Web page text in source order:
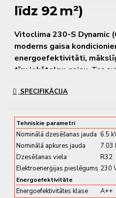
līdz 92 m²)
Vitoclima 230-S Dynamic
moderns gaisa
energoefektivitāti,
tīru iekštelpu gaisu . Tas
ideālu klimatu līdz
Galvenās
funkcijas
✔AI tehnoloģija
–
optimizē darbību un taupa
✔Mitruma kontrole
sausināšanā
SPECIFIKĀCIJA
Tehniskie parametri
Nominālā dzesēšanas jauda 6.5
Nominālā apkures jauda
7.03
Dzesēšanas viela
R32
Elektroenerģijas pieslēgums 230
Energoefektivitāte
Energoefektivitātes klase A++